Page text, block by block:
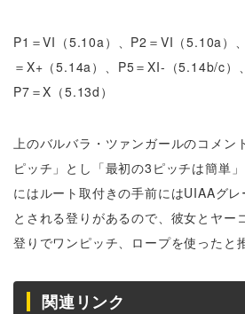
P1＝VI（5.10a）、P2＝VI（5.10a）
＝X+（5.14a）、P5＝XI-（5.14b/c）
P7＝X（5.13d）
上のバルバラ・ツァンガールのコメン
ピッチ」とし「最初の3ピッチは簡単
にはルート取付きの手前にはUIAAグ
とされる登りがあるので、彼女とヤー
登りでワンピッチ、ロープを使ったと
関連リンク